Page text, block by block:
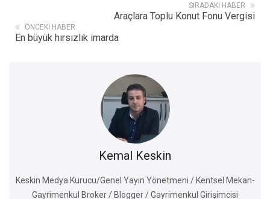
SIRADAKI HABER
Araçlara Toplu Konut Fonu Vergisi
ÖNCEKI HABER
En büyük hırsızlık imarda
Kemal Keskin
Keskin Medya Kurucu/Genel Yayın Yönetmeni / Kentsel Mekan-
Gayrimenkul Broker / Blogger / Gayrimenkul Girişimcisi